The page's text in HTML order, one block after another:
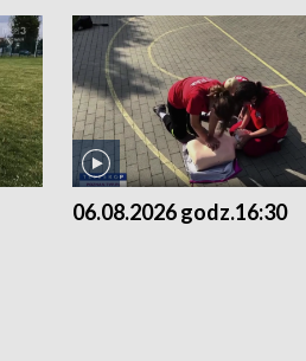
06.08.2026 godz.16:30